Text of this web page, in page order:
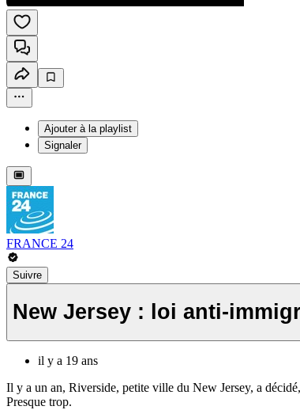
Ajouter à la playlist
Signaler
FRANCE 24
Suivre
New Jersey : loi anti-
il y a 19 ans
Il y a un an, Riverside, petite ville du New Jersey, a
Presque trop.